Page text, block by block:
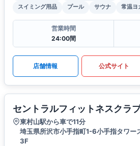
スイミング用品
プール サウナ 常温ヨ
営業時間
24:00間
店舗情報 公式サイト
セントラルフィットネスクラ
東村山駅から車で11分
埼玉県所沢市小手指町1-6小手指タワー
3F